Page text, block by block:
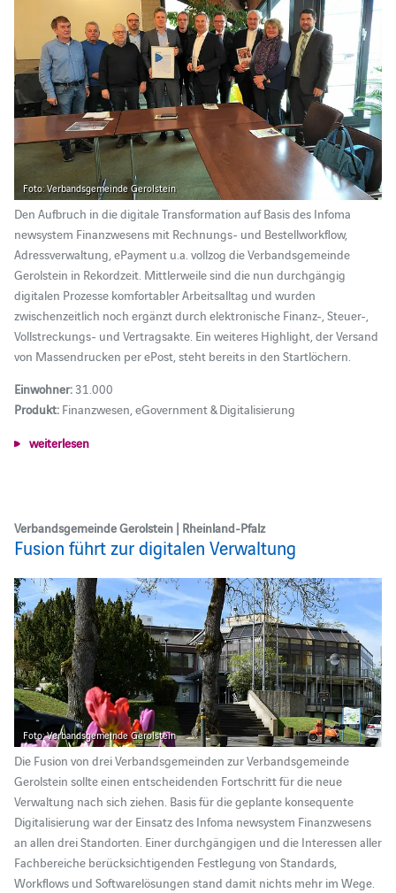
Foto: Verbandsgemeinde Gerolstein
Den Aufbruch in die digitale Transformation auf Basis des Infoma
newsystem Finanzwesens mit Rechnungs- und Bestellworkflow,
Adressverwaltung, ePayment u.a. vollzog die Verbandsgemeinde
Gerolstein in Rekordzeit. Mittlerweile sind die nun durchgängig
digitalen Prozesse komfortabler Arbeitsalltag und wurden
zwischenzeitlich noch ergänzt durch elektronische Finanz-, Steuer-,
Vollstreckungs- und Vertragsakte. Ein weiteres Highlight, der Versand
von Massendrucken per ePost, steht bereits in den Startlöchern.
Einwohner:31.000
Produkt:Finanzwesen, eGovernment & Digitalisierung
weiterlesen
Verbandsgemeinde Gerolstein | Rheinland-Pfalz
Fusion führt zur digitalen Verwaltung
Foto: Verbandsgemeinde Gerolstein
Die Fusion von drei Verbandsgemeinden zur Verbandsgemeinde
Gerolstein sollte einen entscheidenden Fortschritt für die neue
Verwaltung nach sich ziehen. Basis für die geplante konsequente
Digitalisierung war der Einsatz des Infoma newsystem Finanzwesens
an allen drei Standorten. Einer durchgängigen und die Interessen aller
Fachbereiche berücksichtigenden Festlegung von Standards,
Workflows und Softwarelösungen stand damit nichts mehr im Wege.